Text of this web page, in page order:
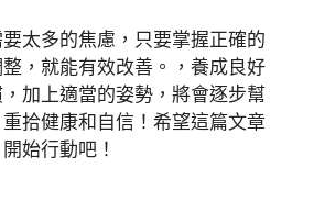
太多的焦慮，只要掌握正確的
，就能有效改善。，養成良好
加上適當的姿勢，將會逐步幫
拾健康和自信！希望這篇文章
始行動吧！